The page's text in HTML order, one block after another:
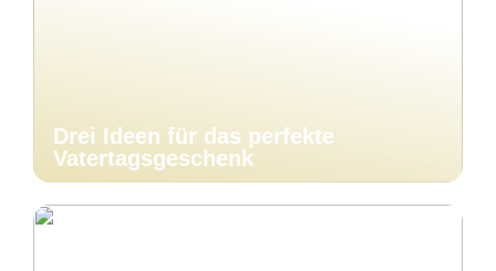
Drei Ideen für das perfekte
Vatertagsgeschenk